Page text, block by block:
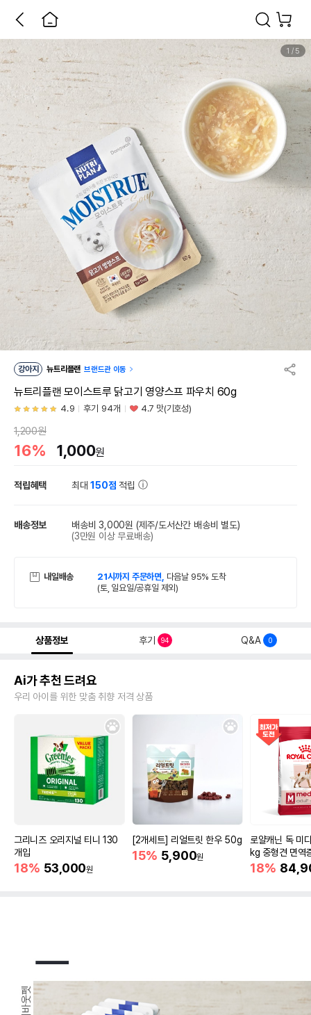
1 / 5
강아지 뉴트리플랜 브랜드관 이동
뉴트리플랜 모이스트루 닭고기 영양스프 파우치 60g
4.9 후기 94개 4.7 맛(기호성)
1,200원
16% 1,000원
적립혜택 최대150점 적립
배송정보 배송비 3,000원 (제주/도서산간 배송비 별도)
(3만원 이상 무료배송)
내일배송 21시까지 주문하면, 다음날 95% 도착
(토, 일요일/공휴일 제외)
상품정보 후기 94 Q&A 0
Ai가 추천 드려요
우리 아이를 위한 맞춤 취향 저격 상품
그리니즈 오리지널 티니 130
개입
18% 53,000원
[2개세트] 리얼트릿 한우 50g
15% 5,900원
로얄캐닌 독 미
kg 중형견 면역
18%